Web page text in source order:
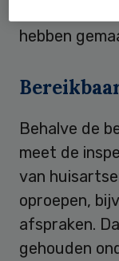
hebben
Behalve de
meet de
van
oproepen,
afspraken.
gehouden